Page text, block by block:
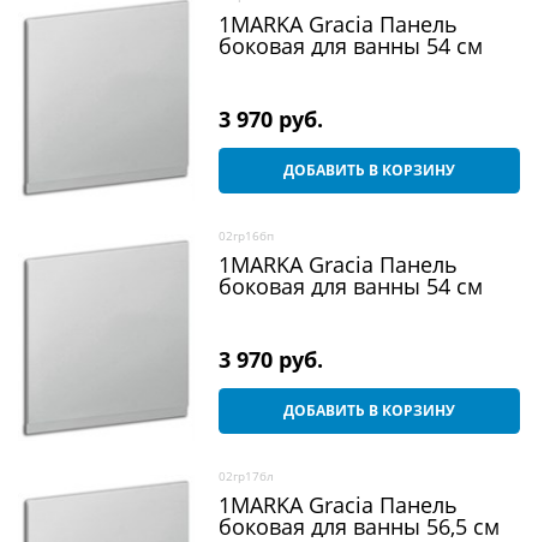
1MARKA Gracia Панель
боковая для ванны 54 см
3 970 руб.
ДОБАВИТЬ В КОРЗИНУ
02гр16бп
1MARKA Gracia Панель
боковая для ванны 54 см
3 970 руб.
ДОБАВИТЬ В КОРЗИНУ
02гр17бл
1MARKA Gracia Панель
боковая для ванны 56,5 см